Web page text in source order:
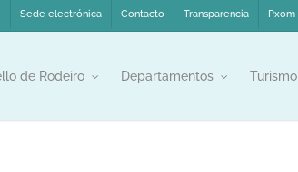
Sede electrónica Contacto Transparencia Pxom
de Rodeiro Departamentos Turismo